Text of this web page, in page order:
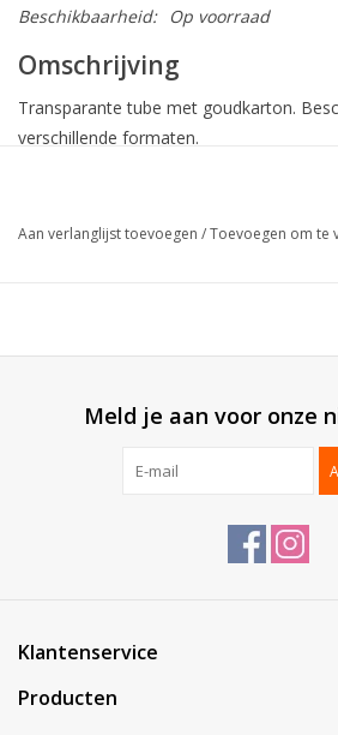
Beschikbaarheid:
Op voorraad
Omschrijving
Transparante tube met goudkarton.
verschillende formaten.
Karton:
Goud
Aan verlanglijst toevoegen /Toevoegen om te
Meld je aan voor onze
Klantenservice
Producten